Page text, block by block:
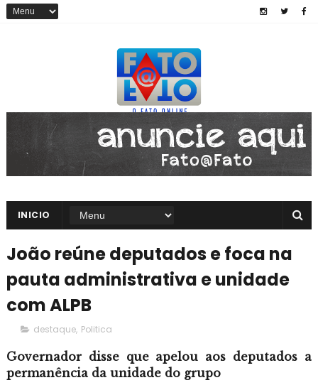
INICIO
João reúne deputados e foca na
pauta administrativa e unidade
com ALPB
destaque, Politica
Governador disse que apelou aos deputados a
permanência da unidade do grupo